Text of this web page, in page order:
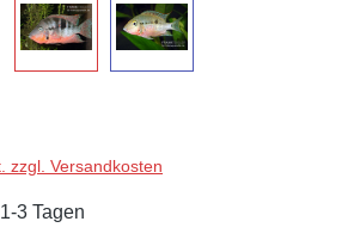
zzgl. Versandkosten
3 Tagen